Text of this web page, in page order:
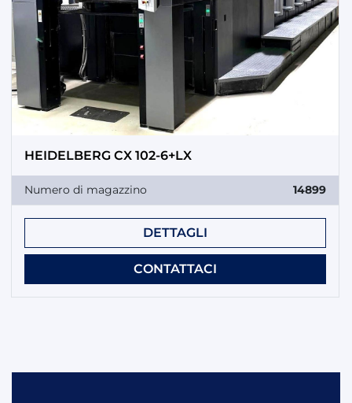
HEIDELBERG CX 102-6+LX
Numero di magazzino 14899
DETTAGLI
CONTATTACI